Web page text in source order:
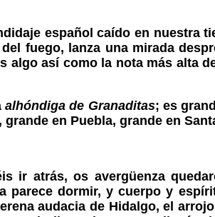
español caído en nuestra
fuego, lanza una mirada
así como la nota más alta
alhóndiga de Granaditas; es
en Puebla, grande en
ir atrás, os avergüenza
parece dormir, y cuerpo y
audacia de Hidalgo, el